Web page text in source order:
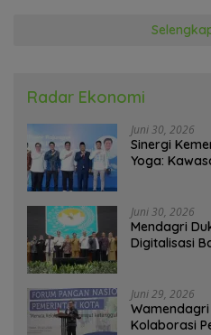
Radar Ekonomi
Juni 30, 2026
Sinergi
Yoga:
Juni 30, 2026
Mendagri
Digitalisasi
Juni 29, 2026
Kolaborasi